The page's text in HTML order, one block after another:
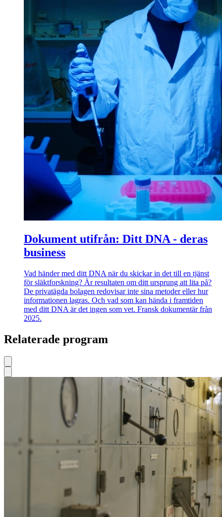
Dokument utifrån: Ditt DNA - deras
business
Vad händer med ditt DNA när du skickar in det till en tjänst
för släktforskning? Är resultaten om ditt ursprung att lita på?
De privatägda bolagen redovisar inte sina metoder eller hur
informationen lagras. Och vad som kan hända i framtiden
med ditt DNA är det ingen som vet. Fransk dokumentär från
2025.
Relaterade program